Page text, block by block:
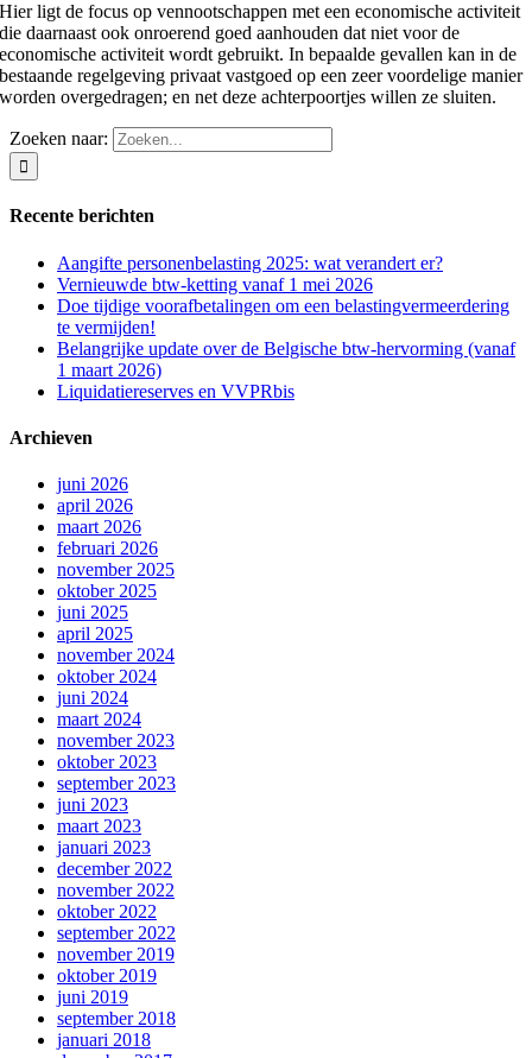
Hier ligt de focus op vennootschappen met een economische activiteit
die daarnaast ook onroerend goed aanhouden dat niet voor de
economische activiteit wordt gebruikt. In bepaalde gevallen kan in de
bestaande regelgeving privaat vastgoed op een zeer voordelige manier
worden overgedragen; en net deze achterpoortjes willen ze sluiten.
Zoeken naar:
Recente berichten
Aangifte personenbelasting 2025: wat verandert er?
Vernieuwde btw-ketting vanaf 1 mei 2026
Doe tijdige voorafbetalingen om een belastingvermeerdering
te vermijden!
Belangrijke update over de Belgische btw-hervorming (vanaf
1 maart 2026)
Liquidatiereserves en VVPRbis
Archieven
juni 2026
april 2026
maart 2026
februari 2026
november 2025
oktober 2025
juni 2025
april 2025
november 2024
oktober 2024
juni 2024
maart 2024
november 2023
oktober 2023
september 2023
juni 2023
maart 2023
januari 2023
december 2022
november 2022
oktober 2022
september 2022
november 2019
oktober 2019
juni 2019
september 2018
januari 2018